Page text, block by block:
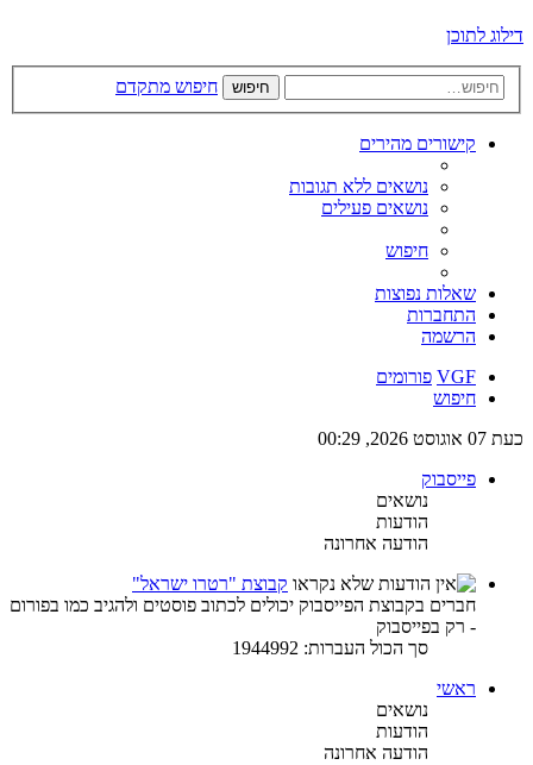
דילוג לתוכן
חיפוש חיפוש מתקדם
קישורים מהירים
נושאים ללא תגובות
נושאים פעילים
חיפוש
שאלות נפוצות
התחברות
הרשמה
VGF פורומים
חיפוש
כעת 07 אוגוסט 2026, 00:29
פייסבוק
נושאים
הודעות
הודעה אחרונה
קבוצת "רטרו ישראל"
חברים בקבוצת הפייסבוק יכולים לכתוב פוסטים ולהגיב כמו בפורום
- רק בפייסבוק
סך הכול העברות: 1944992
ראשי
נושאים
הודעות
הודעה אחרונה